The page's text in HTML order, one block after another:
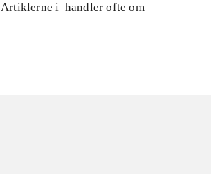
Artiklerne i handler ofte om